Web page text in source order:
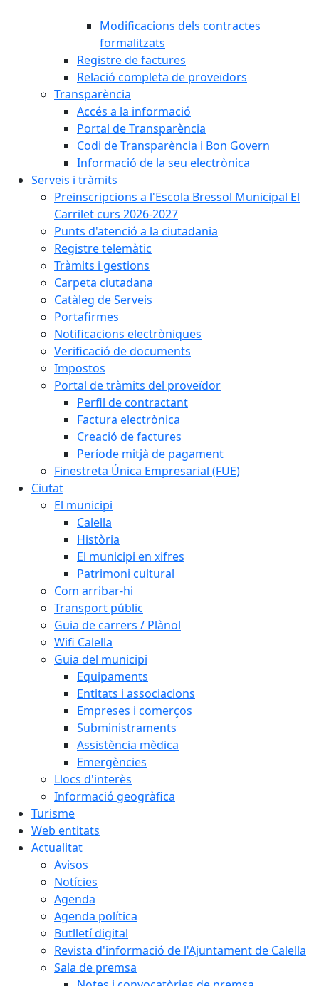
Modificacions dels contractes
formalitzats
Registre de factures
Relació completa de proveïdors
Transparència
Accés a la informació
Portal de Transparència
Codi de Transparència i Bon Govern
Informació de la seu electrònica
Serveis i tràmits
Preinscripcions a l'Escola Bressol Municipal El
Carrilet curs 2026-2027
Punts d'atenció a la ciutadania
Registre telemàtic
Tràmits i gestions
Carpeta ciutadana
Catàleg de Serveis
Portafirmes
Notificacions electròniques
Verificació de documents
Impostos
Portal de tràmits del proveïdor
Perfil de contractant
Factura electrònica
Creació de factures
Període mitjà de pagament
Finestreta Única Empresarial (FUE)
Ciutat
El municipi
Calella
Història
El municipi en xifres
Patrimoni cultural
Com arribar-hi
Transport públic
Guia de carrers / Plànol
Wifi Calella
Guia del municipi
Equipaments
Entitats i associacions
Empreses i comerços
Subministraments
Assistència mèdica
Emergències
Llocs d'interès
Informació geogràfica
Turisme
Web entitats
Actualitat
Avisos
Notícies
Agenda
Agenda política
Butlletí digital
Revista d'informació de l'Ajuntament de Calella
Sala de premsa